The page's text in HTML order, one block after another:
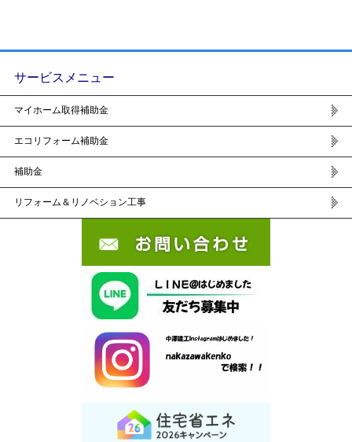
サービスメニュー
マイホーム取得補助金
エコリフォーム補助金
補助金
リフォーム＆リノベション工事